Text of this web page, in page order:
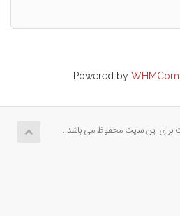
Powered by
برای این سایت محفوظ می باشد .